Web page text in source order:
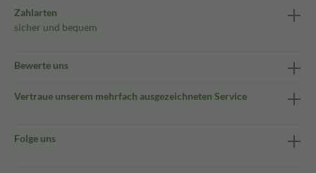
Zahlarten
sicher und bequem
Bewerte uns
Vertraue unserem mehrfach ausgezeichneten Service
Folge uns